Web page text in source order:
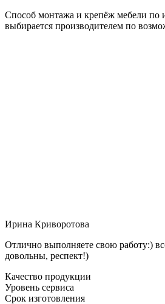
Способ монтажа и крепёж мебели по
выбирается производителем по
Ирина Криворотова
Отлично выполняете свою работу:)
довольны, респект!)
Качество продукции
Уровень сервиса
Срок изготовления